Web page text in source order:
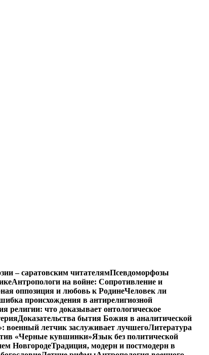
– саратовским читателямПсевдоморфозы
Антропологи на войне: Сопротивление и
оппозиция и любовь к РодинеЧеловек ли
происхождения в антирелигиозной
религии: что доказывает онтологическое
Доказательства бытия Божия в аналитической
военный летчик заслуживает лучшегоЛитература
«Черные кувшинки»Язык без политической
НовгородеТрадиция, модерн и постмодерн в